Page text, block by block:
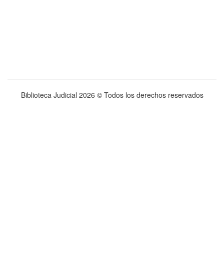
Biblioteca Judicial 2026 © Todos los derechos reservados